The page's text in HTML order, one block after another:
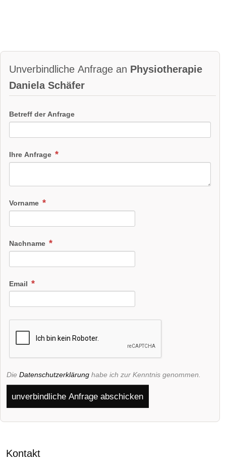
Unverbindliche Anfrage an Physiotherapie
Daniela Schäfer
Betreff der Anfrage
Ihre Anfrage
Vorname
Nachname
Email
Die Datenschutzerklärung habe ich zur Kenntnis genommen.
unverbindliche Anfrage abschicken
Kontakt